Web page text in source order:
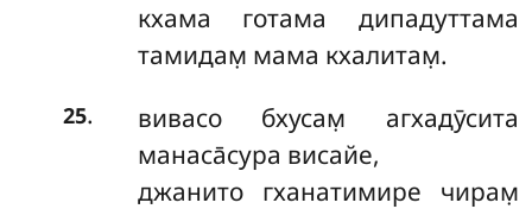
кхама готама дипадуттама
тамидам̣ мама кхалитам̣.
25.
вивасо бхусам̣ агхадӯсита
манаса̄сура висайе,
джанито гханатимире чирам̣